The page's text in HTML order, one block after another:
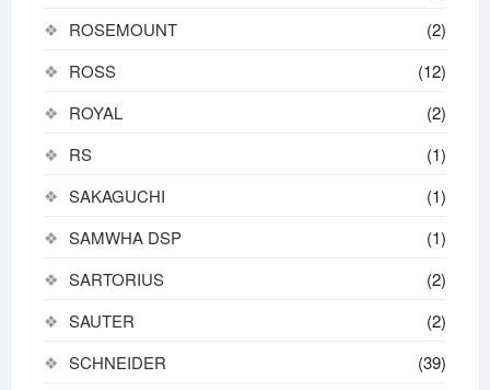
ROSEMOUNT
(2)
ROSS
(12)
ROYAL
(2)
RS
(1)
SAKAGUCHI
(1)
SAMWHA DSP
(1)
SARTORIUS
(2)
SAUTER
(2)
SCHNEIDER
(39)